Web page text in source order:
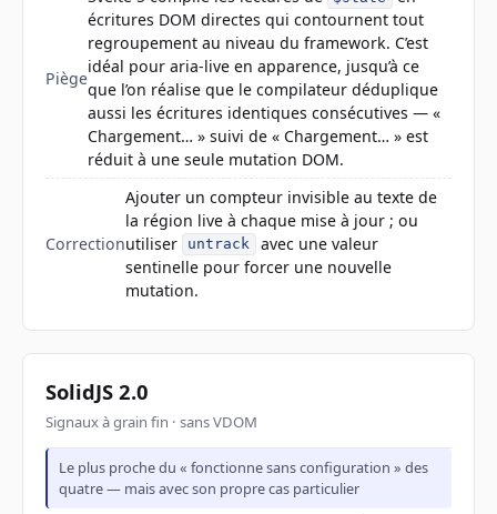
Piège
écritures DOM directes qui contournent tout
regroupement au niveau du framework. C’est
idéal pour aria-live en apparence, jusqu’à ce
que l’on réalise que le compilateur déduplique
aussi les écritures identiques consécutives — «
Chargement… » suivi de « Chargement… » est
réduit à une seule mutation DOM.
Correction
Ajouter un compteur invisible au texte de
la région live à chaque mise à jour ; ou
utiliser
untrack
avec une valeur
sentinelle pour forcer une nouvelle
mutation.
SolidJS 2.0
Signaux à grain fin · sans VDOM
Le plus proche du « fonctionne sans configuration » des
quatre — mais avec son propre cas particulier